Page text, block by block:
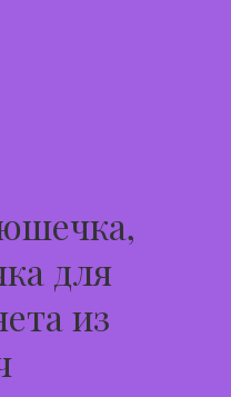
для
из